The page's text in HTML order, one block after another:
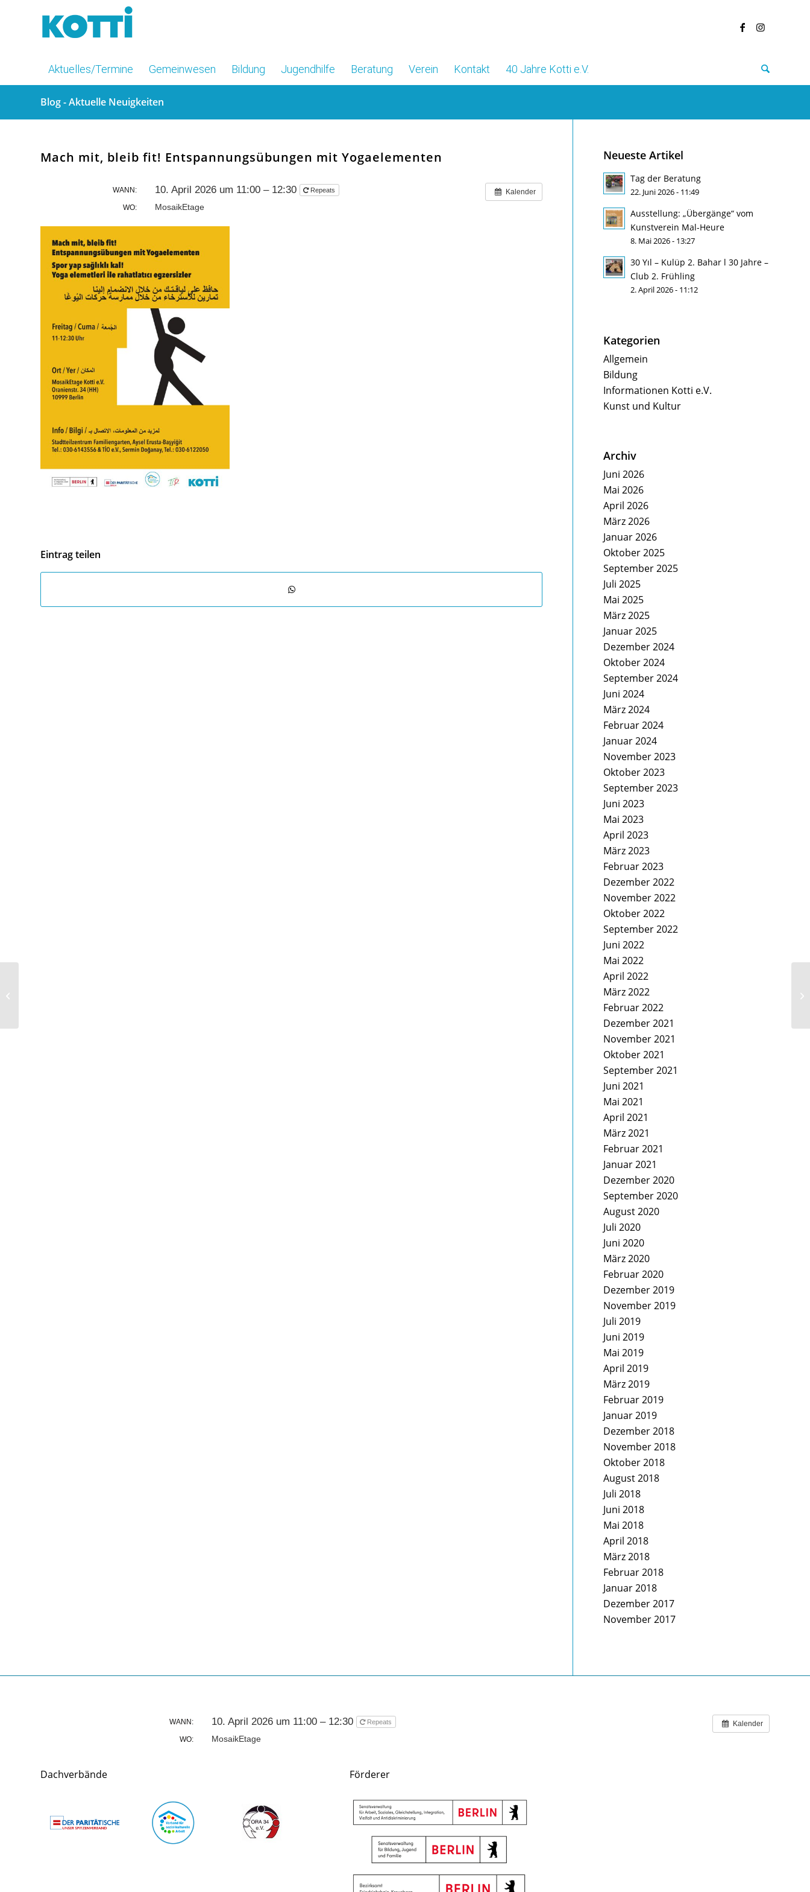
Aktuelles/Termine Gemeinwesen Bildung Jugendhilfe Beratung Verein Kontakt 40 Jahre Kotti e.V.
Blog - Aktuelle Neuigkeiten
Mach mit, bleib fit! Entspannungsübungen mit Yogaelementen
Kalender
WANN: 10. April 2026 um 11:00 – 12:30 Repeats
WO: MosaikEtage
Eintrag teilen
Neueste Artikel
Tag der Beratung
22. Juni 2026 - 11:49
Ausstellung: „Übergänge“ vom
Kunstverein Mal-Heure
8. Mai 2026 - 13:27
30 Yıl – Kulüp 2. Bahar l 30 Jahre –
Club 2. Frühling
2. April 2026 - 11:12
Kategorien
Allgemein
Bildung
Informationen Kotti e.V.
Kunst und Kultur
Archiv
Juni 2026
Mai 2026
April 2026
März 2026
Januar 2026
Oktober 2025
September 2025
Juli 2025
Mai 2025
März 2025
Januar 2025
Dezember 2024
Oktober 2024
September 2024
Juni 2024
März 2024
Februar 2024
Januar 2024
November 2023
Oktober 2023
September 2023
Juni 2023
Mai 2023
April 2023
März 2023
Februar 2023
Dezember 2022
November 2022
Oktober 2022
September 2022
Juni 2022
Mai 2022
April 2022
März 2022
Februar 2022
Dezember 2021
November 2021
Oktober 2021
September 2021
Juni 2021
Mai 2021
April 2021
März 2021
Februar 2021
Januar 2021
Dezember 2020
September 2020
August 2020
Juli 2020
Juni 2020
März 2020
Februar 2020
Dezember 2019
November 2019
Juli 2019
Juni 2019
Mai 2019
April 2019
März 2019
Februar 2019
Januar 2019
Dezember 2018
November 2018
Oktober 2018
August 2018
Juli 2018
Juni 2018
Mai 2018
April 2018
März 2018
Februar 2018
Januar 2018
Dezember 2017
November 2017
Kalender
WANN: 10. April 2026 um 11:00 – 12:30 Repeats
WO: MosaikEtage
Dachverbände Förderer